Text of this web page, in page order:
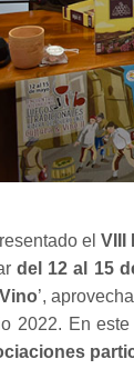
elVIII
del 12 al 15
’,
2022. En